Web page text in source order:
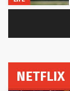
NETFLIX